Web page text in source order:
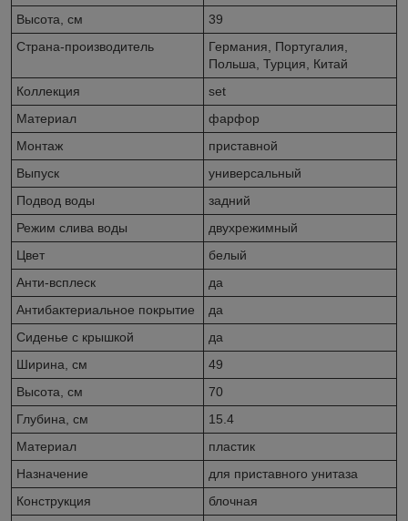
Высота, см
39
Страна-производитель
Германия, Португалия,
Польша, Турция, Китай
Коллекция
set
Материал
фарфор
Монтаж
приставной
Выпуск
универсальный
Подвод воды
задний
Режим слива воды
двухрежимный
Цвет
белый
Анти-всплеск
да
Антибактериальное покрытие
да
Сиденье c крышкой
да
Ширина, см
49
Высота, см
70
Глубина, см
15.4
Материал
пластик
Назначение
для приставного унитаза
Конструкция
блочная